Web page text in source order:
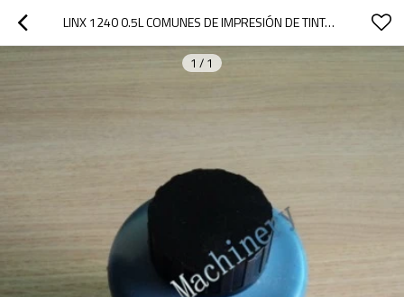
LINX 1240 0.5L COMUNES DE IMPRESIÓN DE TINTA PARA IMPRESORAS DE INYECCIÓN DE TINTA
1 / 1